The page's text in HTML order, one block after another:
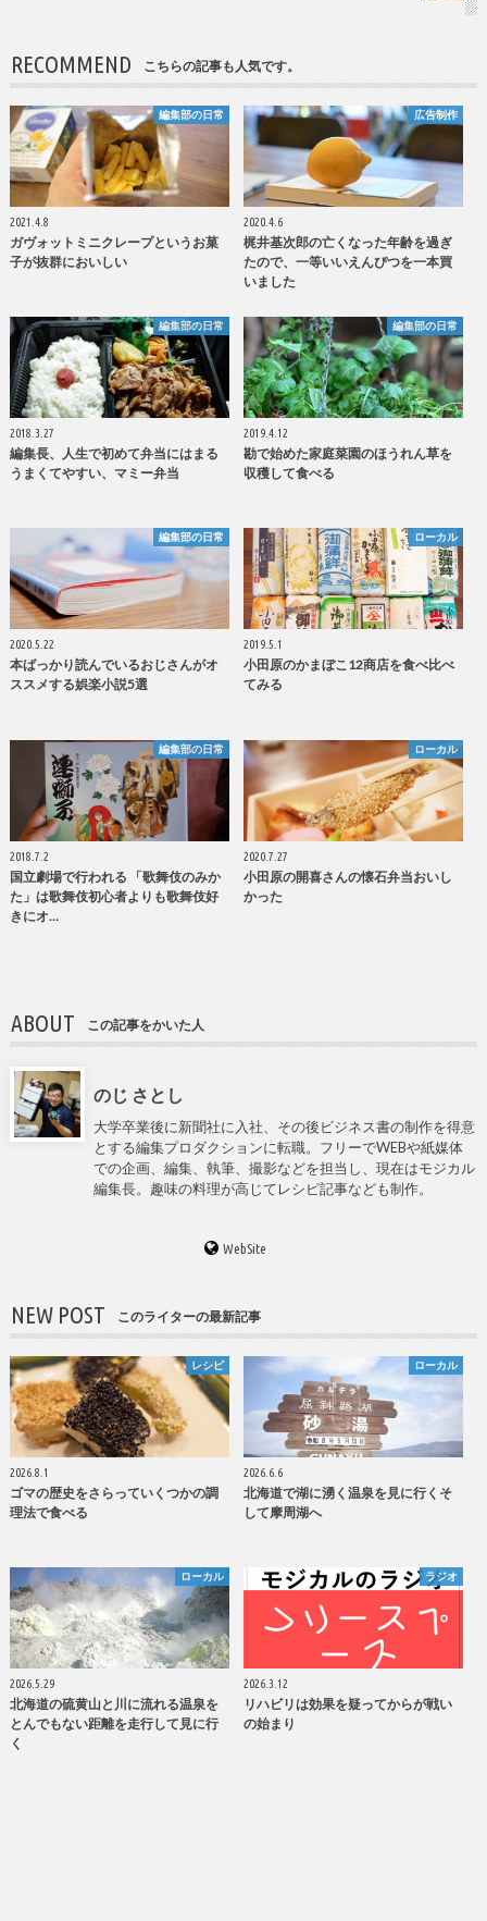
RECOMMEND こちらの記事も人気です。
編集部の日常
2021.4.8
ガヴォットミニクレープというお菓
子が抜群においしい
広告制作
2020.4.6
梶井基次郎の亡くなった年齢を過ぎ
たので、一等いいえんぴつを一本買
いました
編集部の日常
2018.3.27
編集長、人生で初めて弁当にはまる
うまくてやすい、マミー弁当
編集部の日常
2019.4.12
勘で始めた家庭菜園のほうれん草を
収穫して食べる
編集部の日常
2020.5.22
本ばっかり読んでいるおじさんがオ
ススメする娯楽小説5選
ローカル
2019.5.1
小田原のかまぼこ12商店を食べ比べ
てみる
編集部の日常
2018.7.2
国立劇場で行われる 「歌舞伎のみか
た」は歌舞伎初心者よりも歌舞伎好
きにオ…
ローカル
2020.7.27
小田原の開喜さんの懐石弁当おいし
かった
ABOUT この記事をかいた人
のじ さとし
大学卒業後に新聞社に入社、その後ビジネス書の制作を得意
とする編集プロダクションに転職。フリーでWEBや紙媒体
での企画、編集、執筆、撮影などを担当し、現在はモジカル
編集長。趣味の料理が高じてレシピ記事なども制作。
WebSite
NEW POST このライターの最新記事
レシピ
2026.8.1
ゴマの歴史をさらっていくつかの調
理法で食べる
ローカル
2026.6.6
北海道で湖に湧く温泉を見に行くそ
して摩周湖へ
ローカル
2026.5.29
北海道の硫黄山と川に流れる温泉を
とんでもない距離を走行して見に行
く
ラジオ
2026.3.12
リハビリは効果を疑ってからが戦い
の始まり